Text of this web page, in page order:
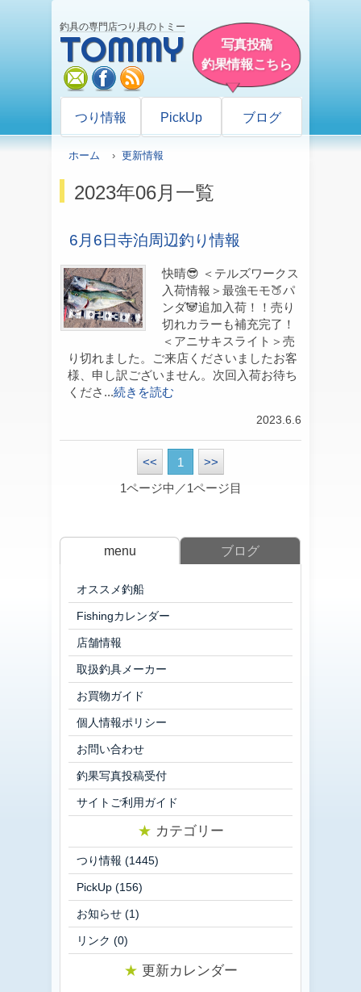
釣具の専門店つり具のトミー
TOMMY
mail facebook
写真投稿
釣果情報こちら
つり情報 PickUp ブログ
ホーム › 更新情報
2023年06月一覧
6月6日寺泊周辺釣り情報
快晴😎 ＜テルズワークス
入荷情報＞最強モモ🍑パ
ンダ🐼追加入荷！！売り
切れカラーも補充完了！
＜アニサキスライト＞売
り切れました。ご来店くださいましたお客
様、申し訳ございません。次回入荷お待ち
くださ...続きを読む
2023.6.6
<< 1
>>
1ページ中／1ページ目
menu ブログ
オススメ釣船
Fishingカレンダー
店舗情報
取扱釣具メーカー
お買物ガイド
個人情報ポリシー
お問い合わせ
釣果写真投稿受付
サイトご利用ガイド
★ カテゴリー
つり情報 (1445)
PickUp (156)
お知らせ (1)
リンク (0)
★ 更新カレンダー